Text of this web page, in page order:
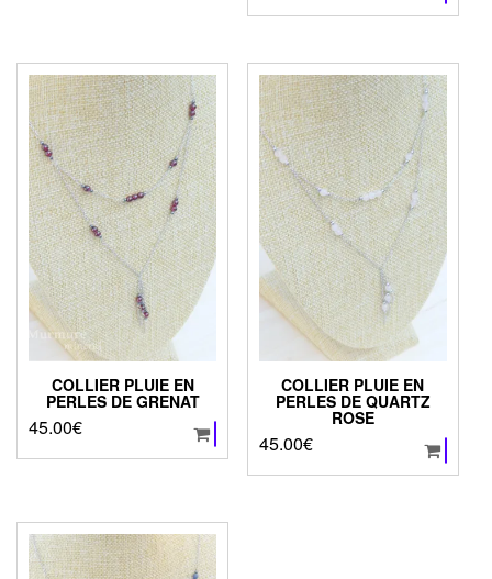
Les
options
peuvent
être
choisies
sur
la
page
du
produit
COLLIER PLUIE EN
PERLES DE GRENAT
45.00€
COLLIER PLUIE EN
PERLES DE QUARTZ
ROSE
45.00€